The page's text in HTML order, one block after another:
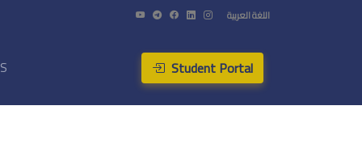
اللغة العربية
Student Portal